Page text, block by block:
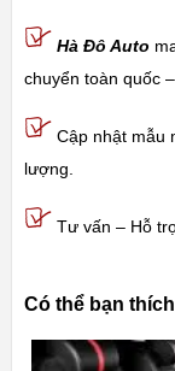
Hà Đô Auto
chuyển toàn quốc
Cập nhật mẫu
lượng.
Tư vấn – Hỗ
Có thể bạn